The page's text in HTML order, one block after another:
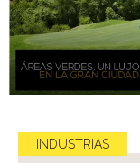
INDUSTRIAS